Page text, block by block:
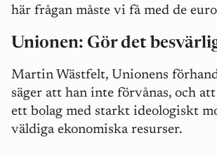
här frågan måste vi få med de
Unionen: Gör det
Martin Wästfelt, Unionens
säger att han inte förvånas, och
ett bolag med starkt ideologiskt
väldiga ekonomiska resurser.